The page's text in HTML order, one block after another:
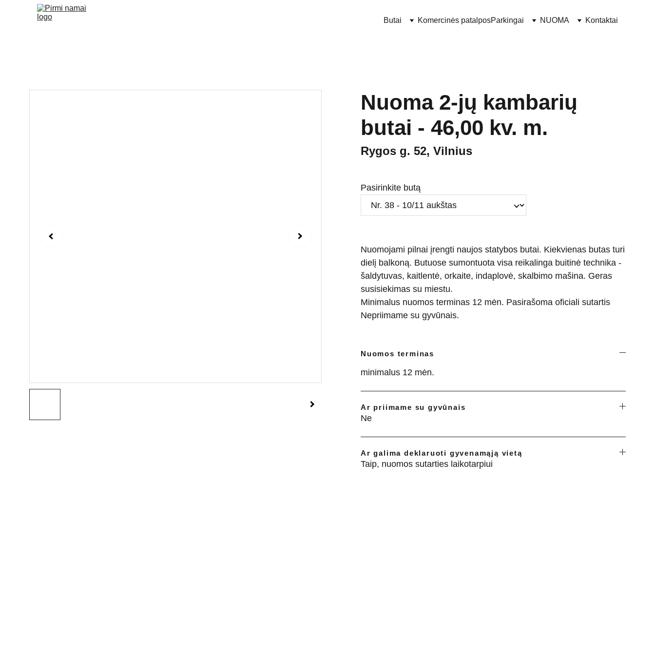
Butai Komercinės patalposParkingai NUOMA Kontaktai
Nuoma 2-jų kambarių
butai - 46,00 kv. m.
Rygos g. 52, Vilnius
Pasirinkite butą
Nuomojami pilnai įrengti naujos statybos butai. Kiekvienas butas turi
dielį balkoną. Butuose sumontuota visa reikalinga buitinė technika -
šaldytuvas, kaitlentė, orkaite, indaplovė, skalbimo mašina. Geras
susisiekimas su miestu.
Minimalus nuomos terminas 12 mėn. Pasirašoma oficiali sutartis
Nepriimame su gyvūnais.
Nuomos terminas
minimalus 12 mėn.
Ar priimame su gyvūnais
Ne
Ar galima deklaruoti gyvenamąją vietą
Taip, nuomos sutarties laikotarpiui